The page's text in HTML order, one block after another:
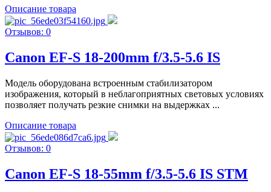
Описание товара
Отзывов: 0
Canon EF-S 18-200mm f/3.5-5.6 IS
Модель оборудована встроенным стабилизатором
изображения, который в неблагоприятных световых условиях
позволяет получать резкие снимки на выдержках ...
Описание товара
Отзывов: 0
Canon EF-S 18-55mm f/3.5-5.6 IS STM